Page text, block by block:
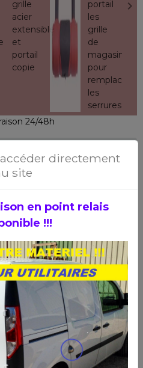
24/48h
maximale
apporte une sécurité maximale
directement
site
en point relais
!!!